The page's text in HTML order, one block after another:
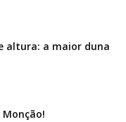
altura: a maior duna
Monção!